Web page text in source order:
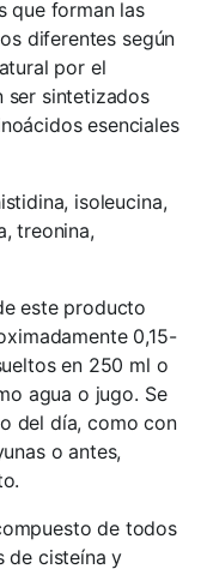
que forman las
diferentes según
por el
ser sintetizados
esenciales
isoleucina,
treonina,
este producto
0,15-
en 250 ml o
agua o jugo. Se
del día, como con
o antes,
de todos
de cisteína y